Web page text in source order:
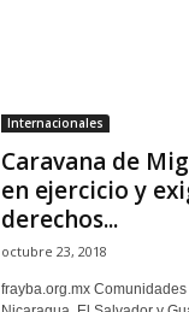
Internacionales
Caravana de
en ejercicio y
derechos...
octubre 23, 2018
frayba.org.mx